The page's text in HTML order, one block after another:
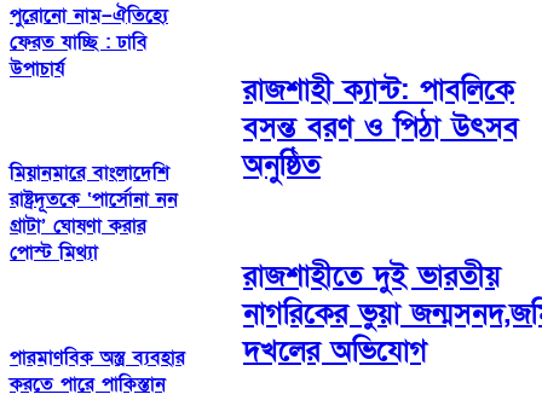
পুরোনো নাম–ঐতিহ্যে
ফেরত যাচ্ছি : ঢাবি
উপাচার্য
মিয়ানমারে বাংলাদেশি
রাষ্ট্রদূতকে ‘পার্সোনা নন
গ্রাটা’ ঘোষণা করার
পোস্ট মিথ্যা
পারমাণবিক অস্ত্র ব্যবহার
করতে পারে পাকিস্তান
রাজশাহী ক্যান্ট: পাবলিকে
বসন্ত বরণ ও পিঠা উৎসব
অনুষ্ঠিত
রাজশাহীতে দুই ভারতীয়
নাগরিকের ভুয়া
দখলের অভিযোগ